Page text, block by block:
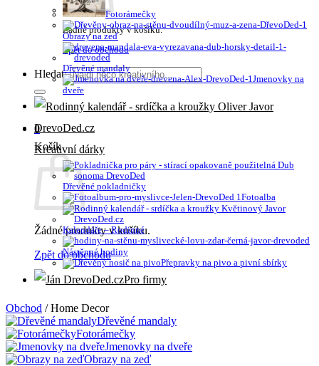
Žádné produkty v košíku.
Zpět do obchodu
Hledat:
0
Košík
Žádné produkty v košíku.
Zpět do obchodu
Fotorámečky
Obrazy na zeď
Dřevěné mandaly
Jmenovky na
dveře
Kreativní dárky
Dřevěné pokladničky
Fotoalba
Kalendáře – Rodinné
Nástěnné hodiny
Přepravky na pivo a pivní sbírky
Pro firmy
Obchod /Home Decor
Dřevěné mandaly
Fotorámečky
Jmenovky na dveře
Obrazy na zeď